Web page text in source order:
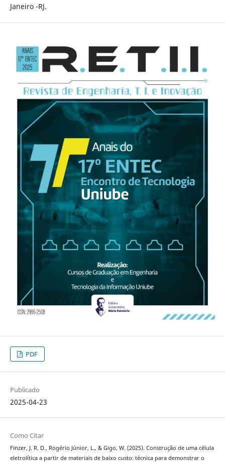
Janeiro -RJ.
PDF
Publicado
2025-04-23
Como Citar
Finzer, J. R. D., Rogério Júnior, L., & Gigo, W. (2025). Construção de uma célula
eletrolítica a partir de materiais de baixo custo: técnica para demonstrar o